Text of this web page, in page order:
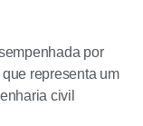
por
representa um
civil